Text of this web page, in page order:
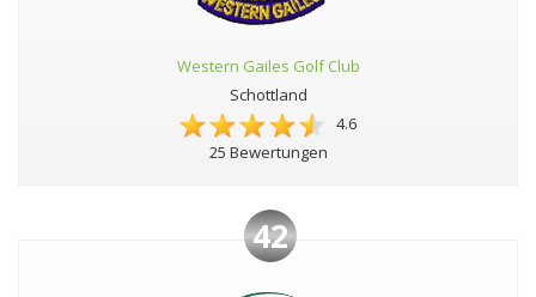
Western Gailes Golf Club
Schottland
4.6
25 Bewertungen
42